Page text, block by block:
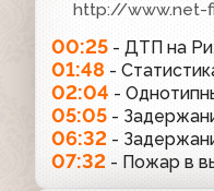
http://www.net-
00:25 - ДТП на
01:48 -
02:04 -
05:05 -
06:32 -
07:32 - Пожар в